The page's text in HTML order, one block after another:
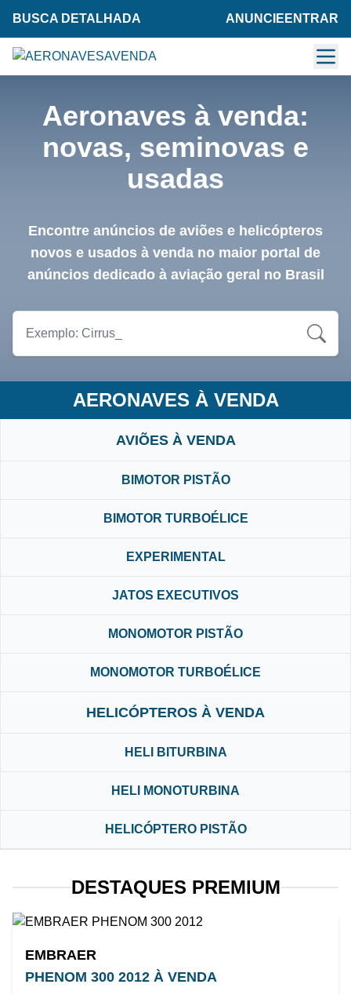
BUSCA DETALHADA ANUNCIE ENTRAR
Aeronaves à venda:
novas, seminovas e
usadas
Encontre anúncios de aviões e helicópteros
novos e usados à venda no maior portal de
anúncios dedicado à aviação geral no Brasil
AERONAVES À VENDA
AVIÕES À VENDA
BIMOTOR PISTÃO
BIMOTOR TURBOÉLICE
EXPERIMENTAL
JATOS EXECUTIVOS
MONOMOTOR PISTÃO
MONOMOTOR TURBOÉLICE
HELICÓPTEROS À VENDA
HELI BITURBINA
HELI MONOTURBINA
HELICÓPTERO PISTÃO
DESTAQUES PREMIUM
EMBRAER
PHENOM 300 2012 À VENDA